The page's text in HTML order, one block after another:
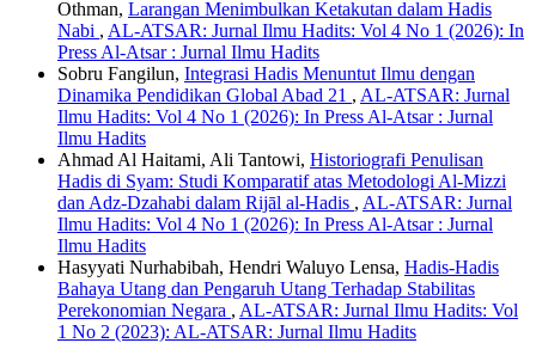
Othman, Larangan Menimbulkan Ketakutan dalam Hadis
Nabi , AL-ATSAR: Jurnal Ilmu Hadits: Vol 4 No 1 (2026): In
Press Al-Atsar : Jurnal Ilmu Hadits
Sobru Fangilun, Integrasi Hadis Menuntut Ilmu dengan
Dinamika Pendidikan Global Abad 21 , AL-ATSAR: Jurnal
Ilmu Hadits: Vol 4 No 1 (2026): In Press Al-Atsar : Jurnal
Ilmu Hadits
Ahmad Al Haitami, Ali Tantowi, Historiografi Penulisan
Hadis di Syam: Studi Komparatif atas Metodologi Al-Mizzi
dan Adz-Dzahabi dalam Rijāl al-Hadis , AL-ATSAR: Jurnal
Ilmu Hadits: Vol 4 No 1 (2026): In Press Al-Atsar : Jurnal
Ilmu Hadits
Hasyyati Nurhabibah, Hendri Waluyo Lensa, Hadis-Hadis
Bahaya Utang dan Pengaruh Utang Terhadap Stabilitas
Perekonomian Negara , AL-ATSAR: Jurnal Ilmu Hadits: Vol
1 No 2 (2023): AL-ATSAR: Jurnal Ilmu Hadits